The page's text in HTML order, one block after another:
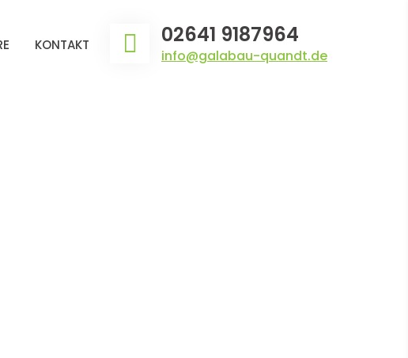
KONTAKT 02641 9187964
info@galabau-quandt.de